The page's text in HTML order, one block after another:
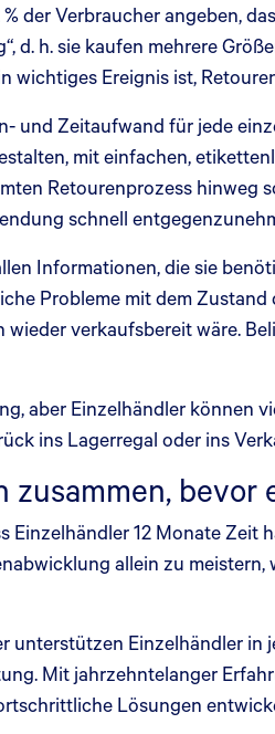
der Verbraucher angeben,
d. h. sie kaufen mehrere
wichtiges Ereignis ist,
und Zeitaufwand für jede
mit einfachen,
Retourenprozess
schnell
Informationen, die sie
Probleme mit dem
verkaufsbereit wäre.
aber Einzelhändler können
ins Lagerregal oder ins
Einzelhändler 12 Monate
allein zu
unterstützen Einzelhändler in
Mit jahrzehntelanger
Lösungen